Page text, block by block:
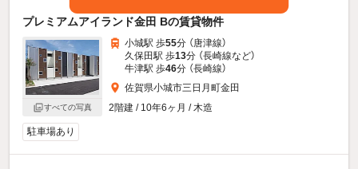
プレミアムアイランド金田 Bの賃貸物件
すべての写真
小城駅 歩55分 （唐津線）
久保田駅 歩13分 （長崎線など）
牛津駅 歩46分 （長崎線）
佐賀県小城市三日月町金田
2階建 / 10年6ヶ月 / 木造
駐車場あり